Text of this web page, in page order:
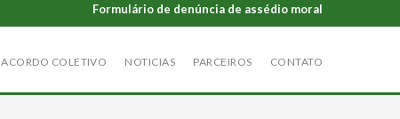
Formulário de denúncia de assédio moral
ACORDO COLETIVO NOTICIAS PARCEIROS CONTATO